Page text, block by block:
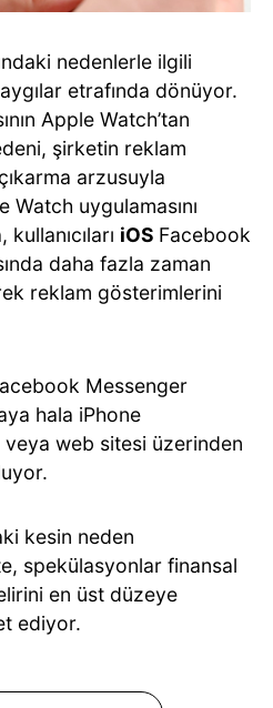
nedenlerle ilgili
etrafında dönüyor.
Apple Watch’tan
şirketin reklam
arzusuyla
Watch uygulamasını
iOS Facebook
daha fazla zaman
reklam gösterimlerini
Messenger
hala iPhone
veya web sitesi üzerinden
kesin neden
spekülasyonlar finansal
en üst düzeye
ediyor.